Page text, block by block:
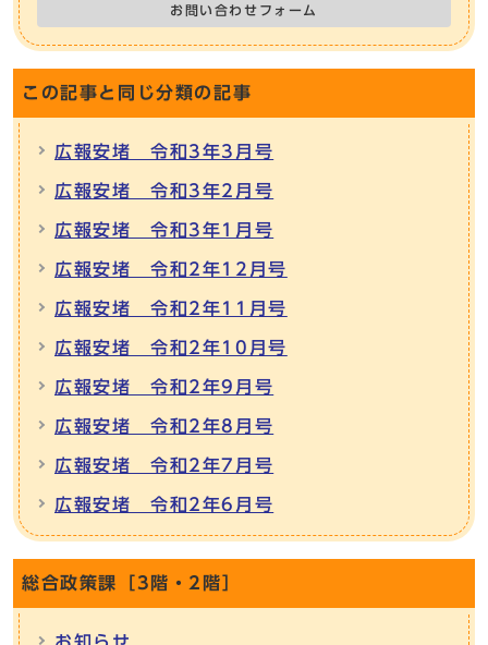
お問い合わせフォーム
この記事と同じ分類の記事
広報安堵 令和3年3月号
広報安堵 令和3年2月号
広報安堵 令和3年1月号
広報安堵 令和2年12月号
広報安堵 令和2年11月号
広報安堵 令和2年10月号
広報安堵 令和2年9月号
広報安堵 令和2年8月号
広報安堵 令和2年7月号
広報安堵 令和2年6月号
総合政策課［3階・2階］
お知らせ